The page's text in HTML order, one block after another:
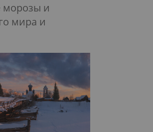
морозы и
мира и